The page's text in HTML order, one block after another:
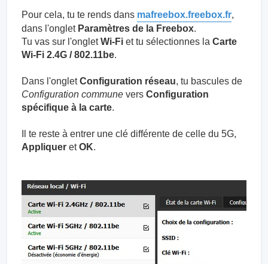
Pour cela, tu te rends dans mafreebox.freebox.fr,
dans l'onglet Paramètres de la Freebox.
Tu vas sur l'ongletWi-Fi et tu sélectionnes la Carte
Wi-Fi 2.4G / 802.11be.
Dans l'ongletConfiguration réseau, tu bascules de
Configuration commune vers Configuration
spécifique à la carte.
Il te reste à entrer une clé différente de celle du 5G,
Appliquer etOK.